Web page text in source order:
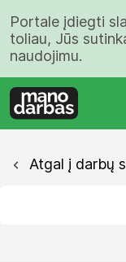
Portale įdiegti
toliau, Jūs
naudojimu.
Atgal į darbų